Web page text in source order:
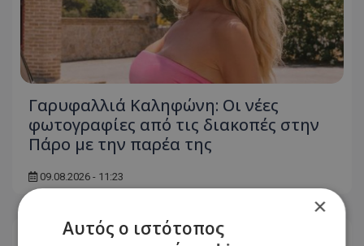
Γαρυφαλλιά Καληφώνη: Οι νέες
φωτογραφίες από τις διακοπές στην
Πάρο με την παρέα της
09.08.2026 - 11:23
×
Αυτός ο ιστότοπος